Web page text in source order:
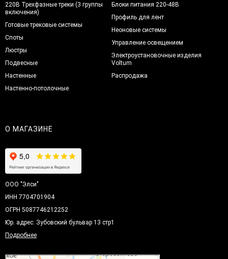
220В Трехфазные треки (3 группы
включения)
Готовые трековые системы
Споты
Люстры
Подвесные
Настенные
Настенно-потолочные
Блоки питания 220-48В
Профиль для лент
Неоновые системы
Управление освещением
Электроустановочные изделия
Voltum
Распродажа
О МАГАЗИНЕ
ООО "Элси"
ИНН 7704701904
ОГРН 5087746212252
Юр. адрес: Зубовский бульвар 13 стр1
Подробнее